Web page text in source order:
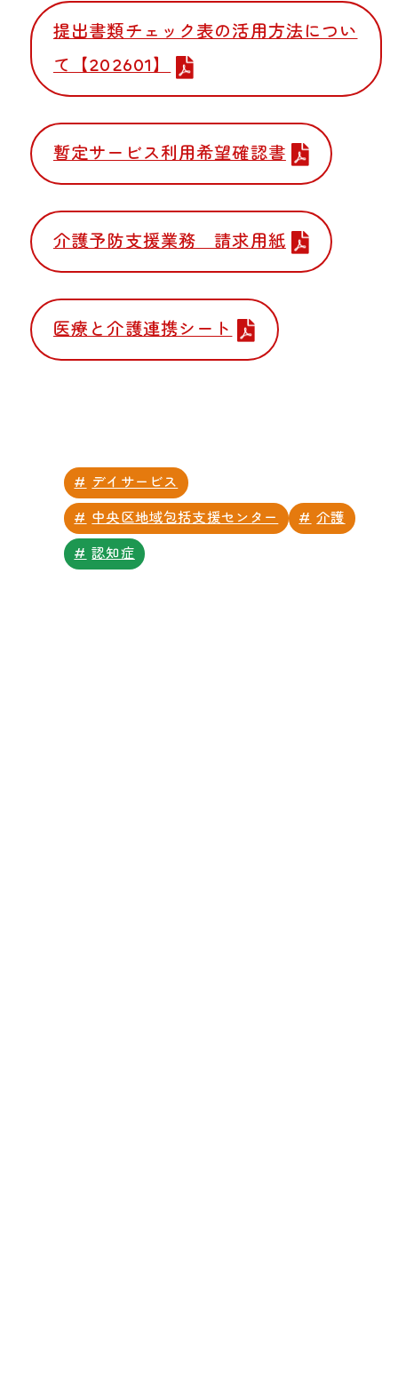
提出書類チェック表の活用方法につい
て【202601】
暫定サービス利用希望確認書
介護予防支援業務 請求用紙
医療と介護連携シート
デイサービス
中央区地域包括支援センター 介護
認知症